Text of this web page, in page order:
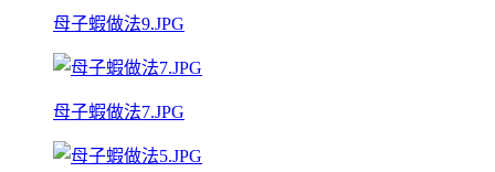
母子蝦做法9.JPG
母子蝦做法7.JPG